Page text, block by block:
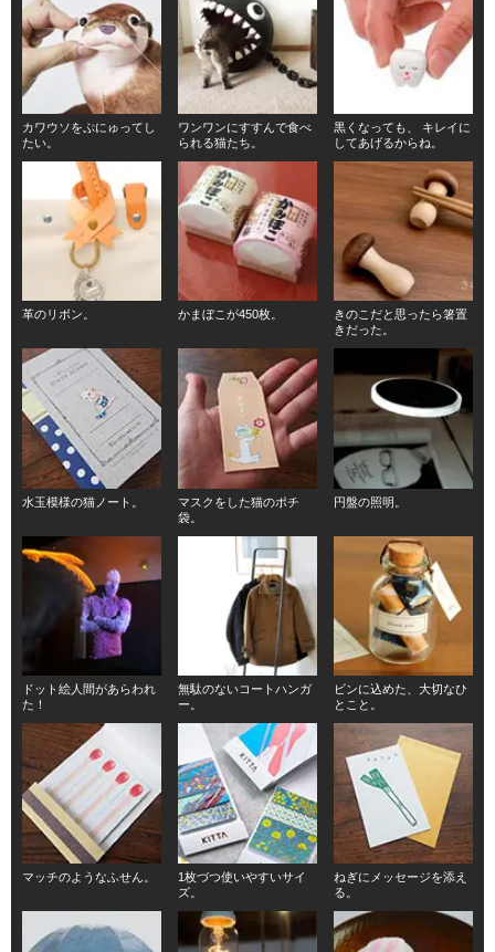
カワウソをぷにゅってし
たい。
ワンワンにすすんで食べ
られる猫たち。
黒くなっても、 キレイに
してあげるからね。
革のリボン。 かまぼこが450枚。
きのこだと思ったら箸置
きだった。
水玉模様の猫ノート。
マスクをした猫のポチ
袋。
円盤の照明。
ドット絵人間があらわれ
た！
無駄のないコートハンガ
ー。
ビンに込めた、大切なひ
とこと。
マッチのようなふせん。
1枚づつ使いやすいサイ
ズ。
ねぎにメッセージを添え
る。